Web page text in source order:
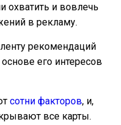
охватить и вовлечь
в рекламу.
рекомендаций
его интересов
сотни факторов, и,
все карты.